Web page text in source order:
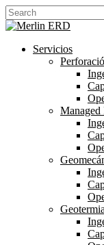
Skip
to
content
Close
search
Menu
Servicios
Managed
Geotermia